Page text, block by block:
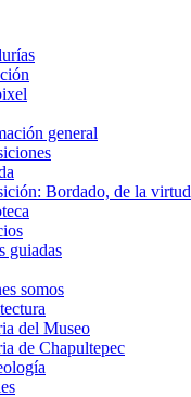
general
Bordado, de la virtud
guiadas
somos
del Museo
de Chapultepec